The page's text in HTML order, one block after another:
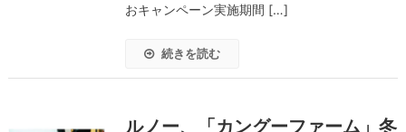
おキャンペーン実施期間 […]
続きを読む
ルノー、「カングーファーム」冬